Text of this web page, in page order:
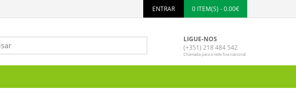
ENTRAR 0 ITEM(S) - 0.00€
LIGUE-NOS
(+351) 218 484 542
Chamada para a rede fixa nacional